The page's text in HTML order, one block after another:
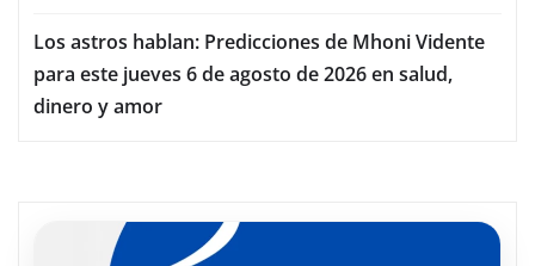
Los astros hablan: Predicciones de Mhoni Vidente
para este jueves 6 de agosto de 2026 en salud,
dinero y amor